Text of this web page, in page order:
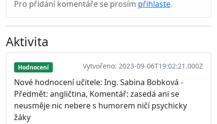
Pro přidání komentáře se prosím přihlaste.
Aktivita
Hodnocení Vytvořeno: 2023-09-06T19:02:21.000Z
Nové hodnocení učitele: Ing. Sabina Bobková -
Předmět: angličtina, Komentář: zasedá ani se
neusměje nic nebere s humorem ničí psychicky
žáky